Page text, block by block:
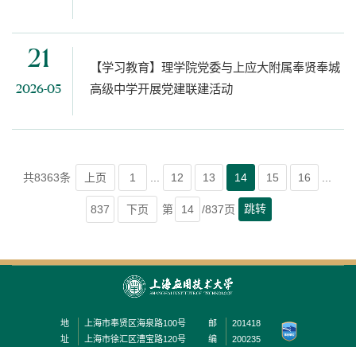
21
2026-05
【学习教育】理学院党委与上应大附属奉贤奉城
高级中学开展党建联建活动
共8363条 上页 1 ... 12 13 14 15 16 ...
837 下页 第 /837页 跳转
地
址
上海市奉贤区海泉路100号
上海市徐汇区漕宝路120号
邮
编
201418
200235